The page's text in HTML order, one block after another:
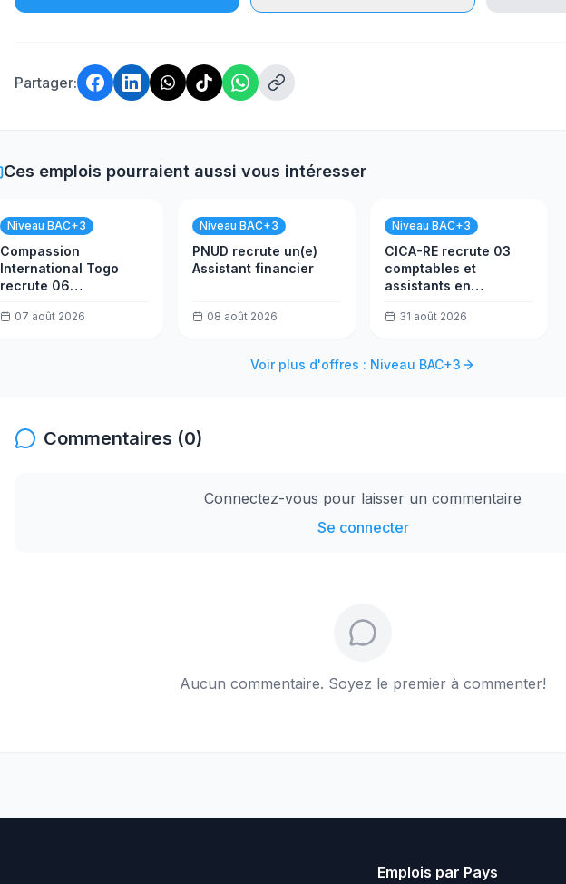
Partager:
Ces emplois pourraient aussi vous intéresser
Niveau BAC+3
Compassion
International Togo
recrute 06
formateurs
07 août 2026
Niveau BAC+3
PNUD recrute un(e)
Assistant financier
08 août 2026
Niveau BAC+3
CICA-RE recrute 03
comptables et
assistants en
31 août 2026
Voir plus d'offres : Niveau BAC+3
Commentaires (0)
Connectez-vous pour laisser un commentaire
Se connecter
Aucun commentaire. Soyez le premier à commenter!
Emplois par Pays